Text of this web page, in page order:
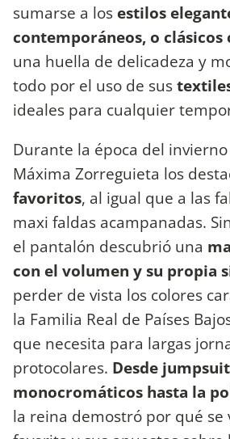
sumarse a los estilos
contemporáneos, o clásicos
una huella de delicadeza y
todo por el uso de sus
ideales para cualquier
Durante la época del
Máxima Zorreguieta los
favoritos, al igual que a las
maxi faldas acampanadas.
el pantalón descubrió una
con el volumen y su propia
perder de vista los colores
la Familia Real de Países
que necesita para largas
protocolares. Desde
monocromáticos hasta la
la reina demostró por qué se